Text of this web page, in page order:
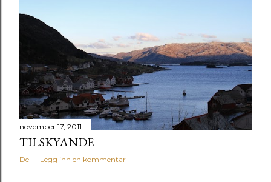
november 17, 2011
TILSKYANDE
Del Legg inn en kommentar